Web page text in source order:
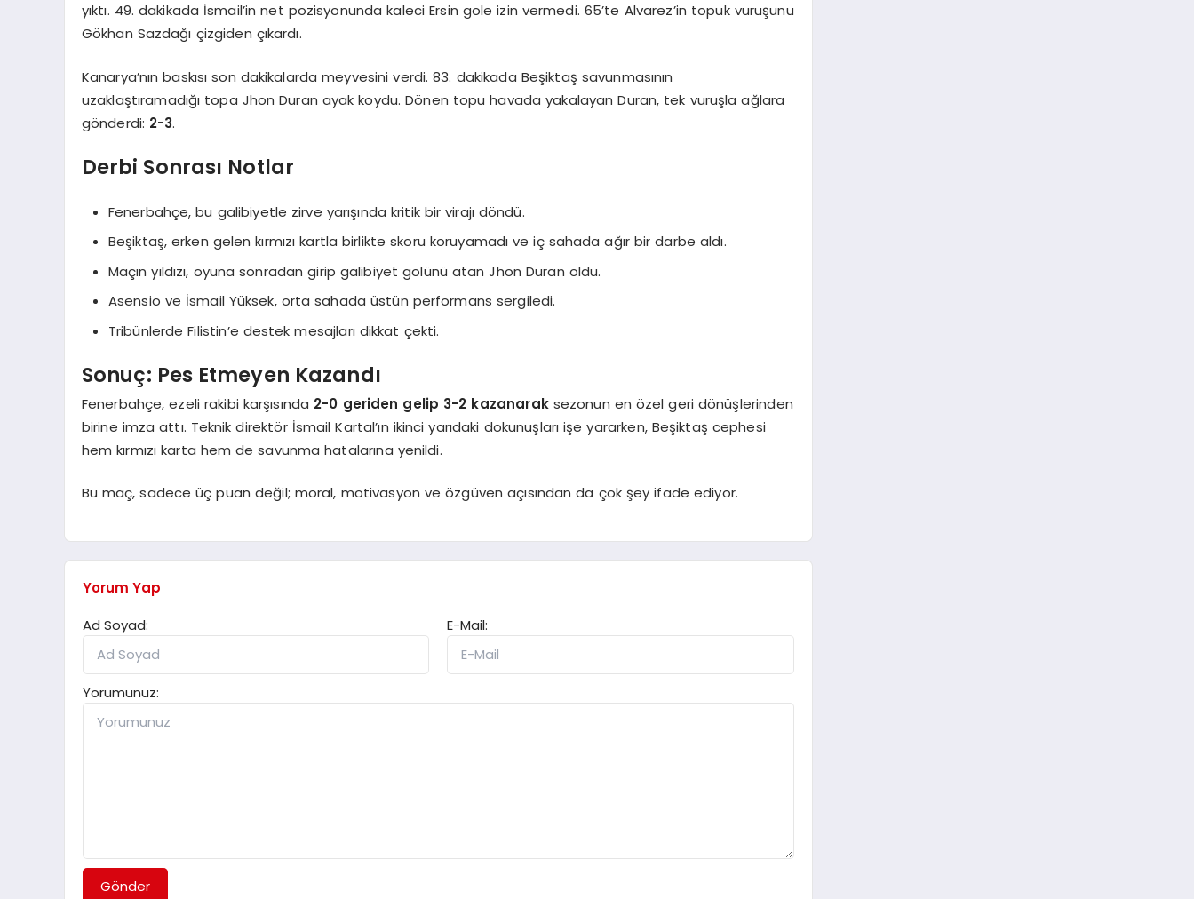
yıktı. 49. dakikada İsmail’in net pozisyonunda kaleci Ersin gole izin vermedi. 65’te Alvarez’in topuk vuruşunu
Gökhan Sazdağı çizgiden çıkardı.
Kanarya’nın baskısı son dakikalarda meyvesini verdi. 83. dakikada Beşiktaş savunmasının
uzaklaştıramadığı topa Jhon Duran ayak koydu. Dönen topu havada yakalayan Duran, tek vuruşla ağlara
gönderdi: 2-3.
Derbi Sonrası Notlar
Fenerbahçe, bu galibiyetle zirve yarışında kritik bir virajı döndü.
Beşiktaş, erken gelen kırmızı kartla birlikte skoru koruyamadı ve iç sahada ağır bir darbe aldı.
Maçın yıldızı, oyuna sonradan girip galibiyet golünü atan Jhon Duran oldu.
Asensio ve İsmail Yüksek, orta sahada üstün performans sergiledi.
Tribünlerde Filistin’e destek mesajları dikkat çekti.
Sonuç: Pes Etmeyen Kazandı
Fenerbahçe, ezeli rakibi karşısında 2-0 geriden gelip 3-2 kazanaraksezonun en özel geri dönüşlerinden
birine imza attı. Teknik direktör İsmail Kartal’ın ikinci yarıdaki dokunuşları işe yararken, Beşiktaş cephesi
hem kırmızı karta hem de savunma hatalarına yenildi.
Bu maç, sadece üç puan değil; moral, motivasyon ve özgüven açısından da çok şey ifade ediyor.
Yorum Yap
Ad Soyad:
E-Mail:
Yorumunuz:
Gönder